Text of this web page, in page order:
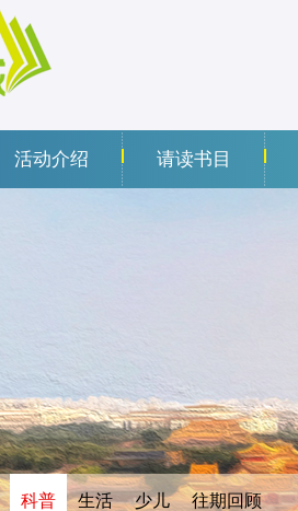
活动介绍 请读书目
科普 生活 少儿 往期回顾